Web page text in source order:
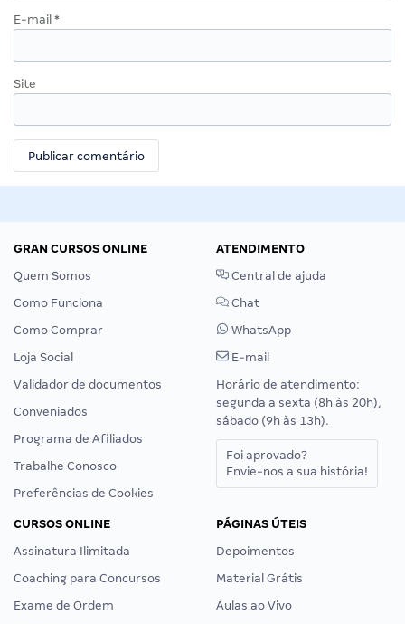
E-mail *
Site
GRAN CURSOS ONLINE
Quem Somos
Como Funciona
Como Comprar
Loja Social
Validador de documentos
Conveniados
Programa de Afiliados
Trabalhe Conosco
Preferências de Cookies
ATENDIMENTO
Central de ajuda
Chat
WhatsApp
E-mail
Horário de atendimento:
segunda a sexta (8h às 20h),
sábado (9h às 13h).
Foi aprovado?
Envie-nos a sua história!
CURSOS ONLINE
Assinatura Ilimitada
Coaching para Concursos
Exame de Ordem
PÁGINAS ÚTEIS
Depoimentos
Material Grátis
Aulas ao Vivo